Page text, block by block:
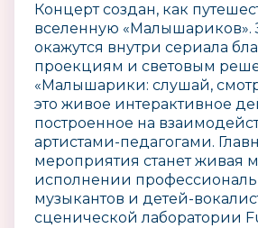
Концерт создан, как
вселенную «Малышариков».
окажутся внутри сериала
проекциям и световым
«Малышарики: слушай,
это живое интерактивное
построенное на
артистами-педагогами.
мероприятия станет живая
исполнении
музыкантов и детей-
сценической лаборатории